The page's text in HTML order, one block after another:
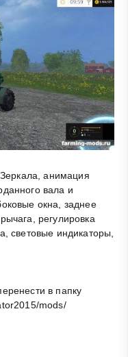
анимация
вала и
окна, заднее
регулировка
световые индикаторы,
в папку
mods/